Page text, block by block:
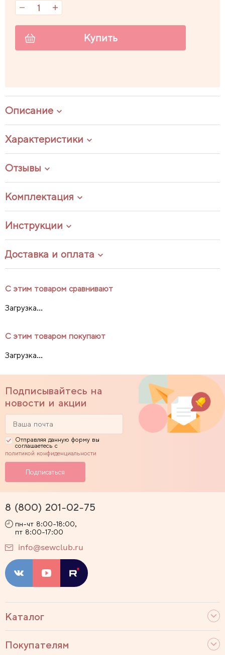
Купить
Описание
Характеристики
Отзывы
Комплектация
Инструкции
Доставка и оплата
С этим товаром сравнивают
Загрузка...
С этим товаром покупают
Загрузка...
Подписывайтесь на
новости и акции
Отправляя данную форму вы
соглашаетесь с
политикой конфиденциальности
Каталог
Покупателям
8 (800) 201-02-75
пн-чт 8:00-18:00,
пт 8:00-17:00
info@sewclub.ru